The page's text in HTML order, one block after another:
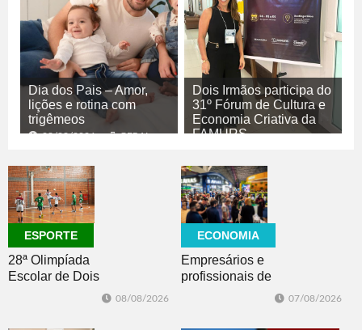
Dia dos Pais – Amor,
lições e rotina com
trigêmeos
08/08/2026 GERAL
Dois Irmãos participa do
31º Fórum de Cultura e
Economia Criativa da
FAMURS
CULTURA
ESPORTE
28ª Olimpíada
Escolar de Dois
08/08/2026
ECONOMIA
Empresários e
profissionais de
07/08/2026